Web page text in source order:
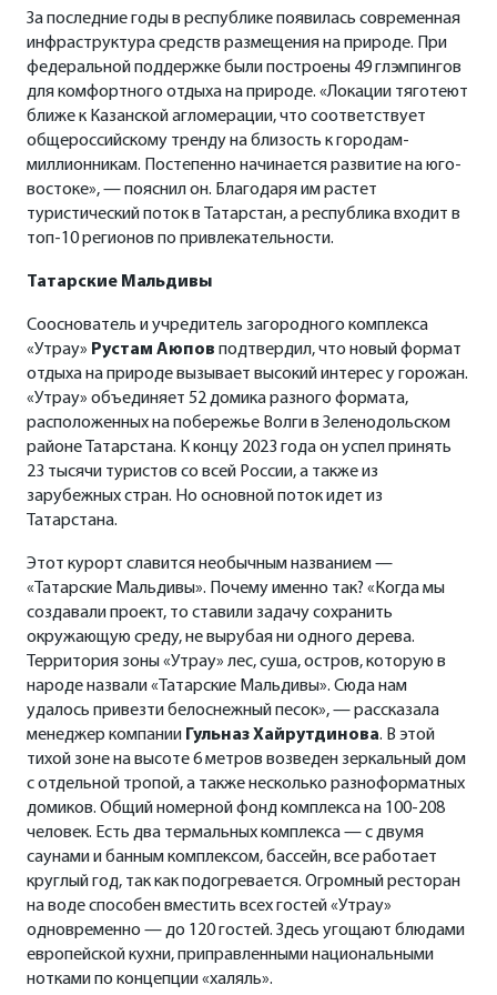
За последние годы в республике появилась современная
инфраструктура средств размещения на природе. При
федеральной поддержке были построены 49 глэмпингов
для комфортного отдыха на природе. «Локации тяготеют
ближе к Казанской агломерации, что соответствует
общероссийскому тренду на близость к городам-
миллионникам. Постепенно начинается развитие на юго-
востоке», — пояснил он. Благодаря им растет
туристический поток в Татарстан, а республика входит в
топ-10 регионов по привлекательности.
Татарские Мальдивы
Сооснователь и учредитель загородного комплекса
«Утрау» Рустам Аюпов подтвердил, что новый формат
отдыха на природе вызывает высокий интерес у горожан.
«Утрау» объединяет 52 домика разного формата,
расположенных на побережье Волги в Зеленодольском
районе Татарстана. К концу 2023 года он успел принять
23 тысячи туристов со всей России, а также из
зарубежных стран. Но основной поток идет из
Татарстана.
Этот курорт славится необычным названием —
«Татарские Мальдивы». Почему именно так? «Когда мы
создавали проект, то ставили задачу сохранить
окружающую среду, не вырубая ни одного дерева.
Территория зоны «Утрау» лес, суша, остров, которую в
народе назвали «Татарские Мальдивы». Сюда нам
удалось привезти белоснежный песок», — рассказала
менеджер компании Гульназ Хайрутдинова. В этой
тихой зоне на высоте 6 метров возведен зеркальный дом
с отдельной тропой, а также несколько разноформатных
домиков. Общий номерной фонд комплекса на 100-208
человек. Есть два термальных комплекса — с двумя
саунами и банным комплексом, бассейн, все работает
круглый год, так как подогревается. Огромный ресторан
на воде способен вместить всех гостей «Утрау»
одновременно — до 120 гостей. Здесь угощают блюдами
европейской кухни, приправленными национальными
нотками по концепции «халяль».